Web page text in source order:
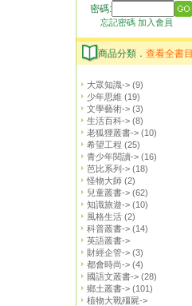
密碼:
忘記密碼 加入會員
商品分類． 查看全書目
大眾知識-> (9)
少年思維 (19)
文學藝術-> (3)
生活百科-> (8)
老狐狸叢書-> (10)
希望工程 (25)
青少年閱讀-> (16)
芭比系列-> (18)
怪物大師 (2)
兒童叢書-> (62)
知識旅遊-> (10)
風格生活 (2)
科普叢書-> (14)
英語叢書->
財經企管-> (3)
都會時尚-> (4)
國語文叢書-> (28)
鄉土叢書-> (101)
植物大戰殭屍->